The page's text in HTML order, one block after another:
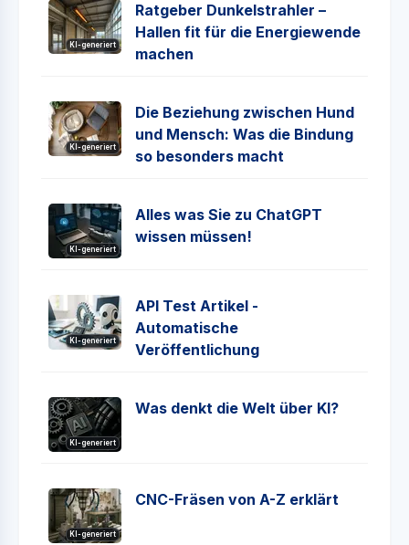
KI-generiert
Ratgeber Dunkelstrahler –
Hallen fit für die Energiewende
machen
KI-generiert
Die Beziehung zwischen Hund
und Mensch: Was die Bindung
so besonders macht
KI-generiert
Alles was Sie zu ChatGPT
wissen müssen!
KI-generiert
API Test Artikel -
Automatische
Veröffentlichung
KI-generiert
Was denkt die Welt über KI?
KI-generiert
CNC-Fräsen von A-Z erklärt